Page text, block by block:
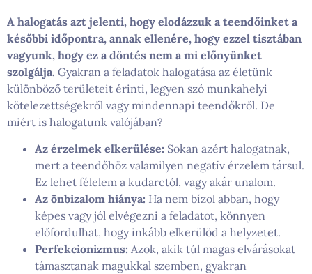
A halogatás azt jelenti, hogy elodázzuk a teendőinket a
későbbi időpontra, annak ellenére, hogy ezzel tisztában
vagyunk, hogy ez a döntés nem a mi előnyünket
szolgálja. Gyakran a feladatok halogatása az életünk
különböző területeit érinti, legyen szó munkahelyi
kötelezettségekről vagy mindennapi teendőkről. De
miért is halogatunk valójában?
Az érzelmek elkerülése: Sokan azért halogatnak,
mert a teendőhöz valamilyen negatív érzelem társul.
Ez lehet félelem a kudarctól, vagy akár unalom.
Az önbizalom hiánya: Ha nem bízol abban, hogy
képes vagy jól elvégezni a feladatot, könnyen
előfordulhat, hogy inkább elkerülöd a helyzetet.
Perfekcionizmus: Azok, akik túl magas elvárásokat
támasztanak magukkal szemben, gyakran